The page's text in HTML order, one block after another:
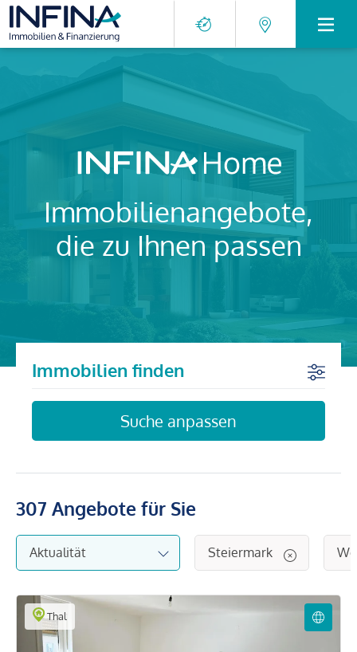
Immobilienangebote,
die zu Ihnen passen
Immobilien finden
Suche anpassen
307 Angebote für Sie
Steiermark
Thal